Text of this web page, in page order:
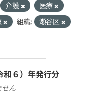
介護
医療
組織:
瀬谷区
和６）年発行分
せん